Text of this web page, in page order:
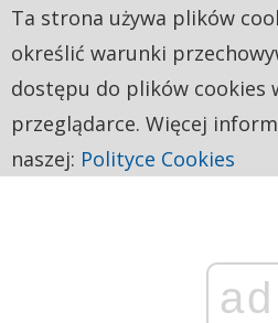
ad
Ta strona używa plików
określić warunki
dostępu do plików cookies
przeglądarce. Więcej
naszej: Polityce Cookies